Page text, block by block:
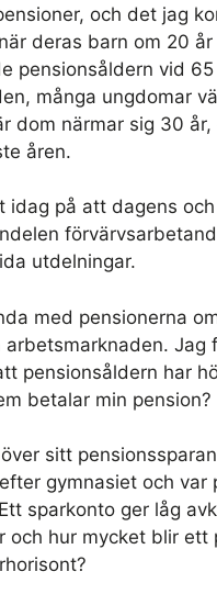
och det jag
deras barn om 20
pensionsåldern vid
många ungdomar
dom närmar sig 30
åren.
idag på att dagens
utdelningar.
med pensionerna
Jag
pensionsåldern har
betalar min pension?
sitt
gymnasiet och var
sparkonto ger låg
hur mycket blir ett